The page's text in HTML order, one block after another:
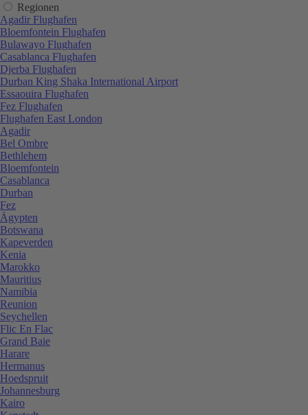
Regionen
Agadir Flughafen
Bloemfontein Flughafen
Bulawayo Flughafen
Casablanca Flughafen
Djerba Flughafen
Durban King Shaka International Airport
Essaouira Flughafen
Fez Flughafen
Flughafen East London
Agadir
Bel Ombre
Bethlehem
Bloemfontein
Casablanca
Durban
Fez
Ägypten
Botswana
Kapeverden
Kenia
Marokko
Mauritius
Namibia
Reunion
Seychellen
Flic En Flac
Grand Baie
Harare
Hermanus
Hoedspruit
Johannesburg
Kairo